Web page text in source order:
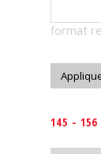
format
145 - 156